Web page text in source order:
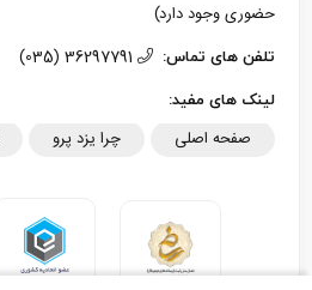
حضوری وجود دارد)
تلفن های تماس:
لینک های مفید:
صفحه اصلی چرا یزد پرو